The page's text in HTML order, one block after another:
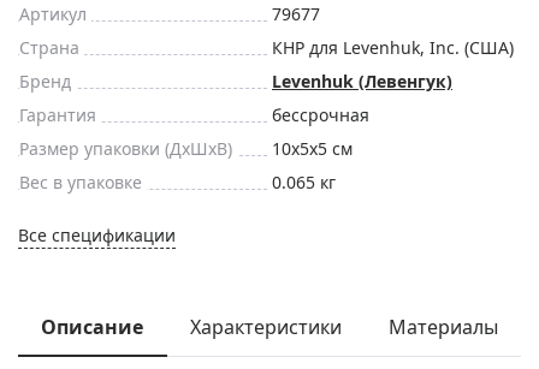
Артикул
79677
Страна
КНР для Levenhuk, Inc. (США)
Бренд
Levenhuk (Левенгук)
Гарантия
бессрочная
Размер упаковки (ДxШxВ)
10x5x5 см
Вес в упаковке
0.065 кг
Все спецификации
Описание Характеристики Материалы